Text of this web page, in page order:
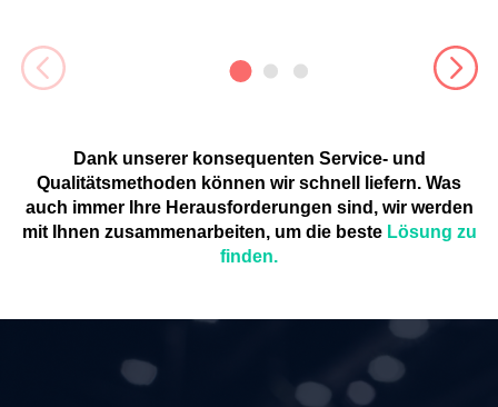
Dank unserer konsequenten Service- und
Qualitätsmethoden können wir schnell liefern. Was
auch immer Ihre Herausforderungen sind, wir werden
mit Ihnen zusammenarbeiten, um die beste Lösung zu
finden.